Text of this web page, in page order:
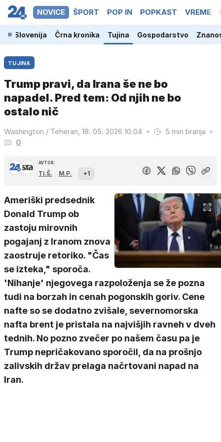
NOVICE ŠPORT POP IN POPKAST VREME
Slovenija Črna kronika Tujina Gospodarstvo
TUJINA
Trump pravi, da Irana še ne bo
napadel. Pred tem: Od njih ne bo
ostalo nič
Washington / Teheran, 18. 05. 2026 10.04
5 min branja
0
AVTOR:
Ti.Š. M.P. +1
Ameriški predsednik
Donald Trump ob
zastoju mirovnih
pogajanj z Iranom znova
zaostruje retoriko. "Čas
se izteka," sporoča.
'Nihanje' njegovega razpoloženja se že pozna
tudi na borzah in cenah pogonskih goriv. Cene
nafte so se dodatno zvišale, severnomorska
nafta brent je pristala na najvišjih ravneh v dveh
tednih. No pozno zvečer po našem času pa je
Trump nepričakovano sporočil, da na prošnjo
zalivskih držav prelaga načrtovani napad na
Iran.